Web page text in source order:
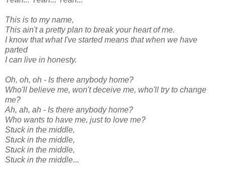
This is to my name,
This ain't a pretty plan to break your heart of me.
I know that what I've started means that when we have
parted
I can live in honesty.
Oh, oh, oh - Is there anybody home?
Who'll believe me, won't deceive me, who'll try to change
me?
Ah, ah, ah - Is there anybody home?
Who wants to have me, just to love me?
Stuck in the middle,
Stuck in the middle,
Stuck in the middle,
Stuck in the middle...